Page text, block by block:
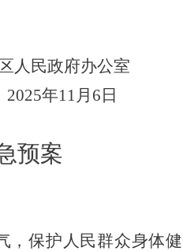
人民政府办公室
2025年11月6日
预案
，保护人民群众身体健